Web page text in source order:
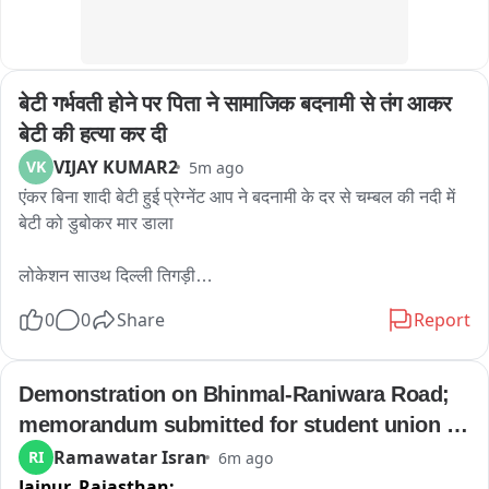
बेटी गर्भवती होने पर पिता ने सामाजिक बदनामी से तंग आकर
बेटी की हत्या कर दी
VK VIJAY KUMAR2 5m ago
एंकर बिना शादी बेटी हुई प्रेग्नेंट आप ने बदनामी के दर से चम्बल की नदी में
बेटी को डुबोकर मार डाला
लोकेशन साउथ दिल्ली तिगड़ी
विजुअल पकड़े गई आरोपी के , घटना स्थल के
खबर पर वॉकथ्रू
31.07.2026 को पुलिस स्टेशन टिगरी में एक PCR कॉल आई, जिसमें एक
0 0 Share Report
Demonstration on Bhinmal-Raniwara Road;
memorandum submitted for student union
elections restoration.
RI Ramawatar Isran 6m ago